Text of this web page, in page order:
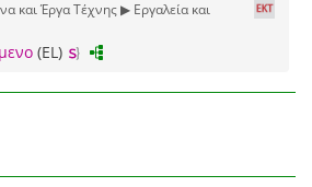
και Έργα Τέχνης ▶ Εργαλεία και
(EL)